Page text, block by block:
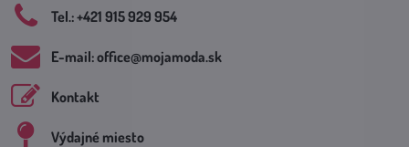
Tel​.: +421 915 929 954
E-mail: office​@mojamoda​.sk
Kontakt
Výdajné miesto